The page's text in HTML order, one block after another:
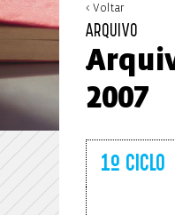
< Voltar
ARQUIVO
2007
1º CICLO